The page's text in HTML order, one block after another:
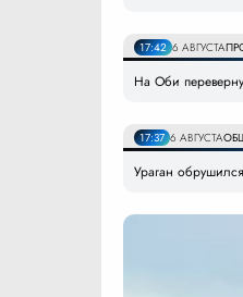
17:42 6 АВГУСТА
На Оби
17:37 6 АВГУСТА
Ураган